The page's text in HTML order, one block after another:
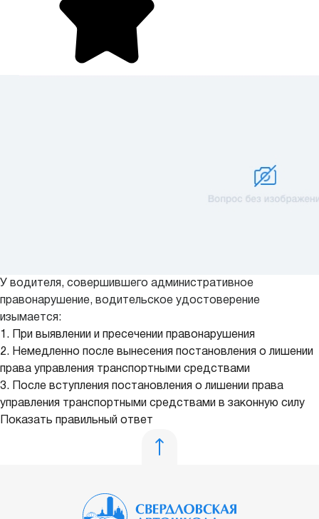
У водителя, совершившего административное
правонарушение, водительское удостоверение
изымается:
1. При выявлении и пресечении правонарушения
2. Немедленно после вынесения постановления о лишении
права управления транспортными средствами
3. После вступления постановления о лишении права
управления транспортными средствами в законную силу
Показать правильный ответ